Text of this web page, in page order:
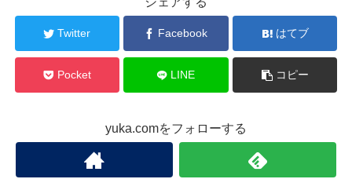
Twitter Facebook はてブ
Pocket LINE コピー
yuka.comをフォローする